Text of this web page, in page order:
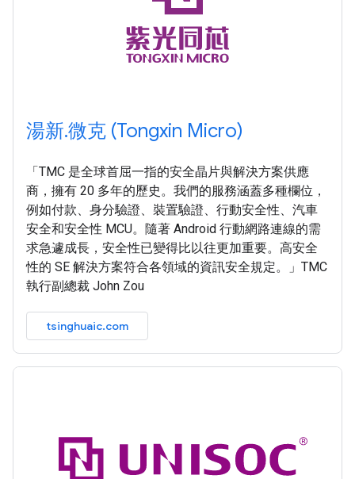
湯新.微克 (Tongxin Micro)
「TMC 是全球首屈一指的安全晶片與解決方案供應
商，擁有 20 多年的歷史。我們的服務涵蓋多種欄位，
例如付款、身分驗證、裝置驗證、行動安全性、汽車
安全和安全性 MCU。隨著 Android 行動網路連線的需
求急遽成長，安全性已變得比以往更加重要。高安全
性的 SE 解決方案符合各領域的資訊安全規定。」TMC
執行副總裁 John Zou
tsinghuaic.com